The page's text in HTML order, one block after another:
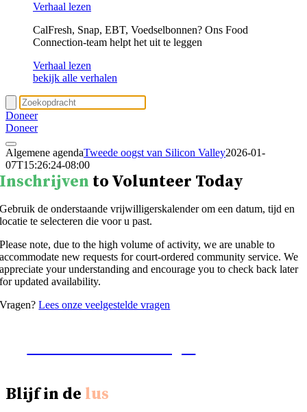
Verhaal lezen
CalFresh, Snap, EBT, Voedselbonnen? Ons Food
Connection-team helpt het uit te leggen
Verhaal lezen
bekijk alle verhalen
Doneer
Doneer
Algemene agendaTweede oogst van Silicon Valley2026-01-
07T15:26:24-08:00
Inschrijven to Volunteer Today
Gebruik de onderstaande vrijwilligerskalender om een datum, tijd en
locatie te selecteren die voor u past.
Please note, due to the high volume of activity, we are unable to
accommodate new requests for court-ordered community service. We
appreciate your understanding and encourage you to check back later
for updated availability.
Vragen?Lees onze veelgestelde vragen
Blijf in de lus